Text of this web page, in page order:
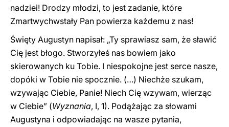
nadziei! Drodzy młodzi, to jest zadanie, które
Zmartwychwstały Pan powierza każdemu z nas!
Święty Augustyn napisał: „Ty sprawiasz sam, że sławić
Cię jest błogo. Stworzyłeś nas bowiem jako
skierowanych ku Tobie. I niespokojne jest serce nasze,
dopóki w Tobie nie spocznie. (…) Niechże szukam,
wzywając Ciebie, Panie! Niech Cię wzywam, wierząc
w Ciebie” (Wyznania, I, 1). Podążając za słowami
Augustyna i odpowiadając na wasze pytania,